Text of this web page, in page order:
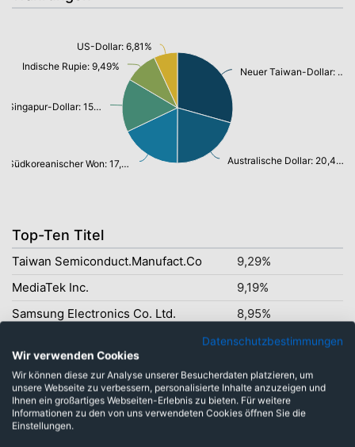
Neuer Taiwan-Dollar: 29,01%
Australische Dollar: 20,44%
Südkoreanischer Won: 17,64%
Singapur-Dollar: 15,37%
Indische Rupie: 9,49%
US-Dollar: 6,81%
Top-Ten Titel
Taiwan Semiconduct.Manufact.Co
9,29%
MediaTek Inc.
9,19%
Samsung Electronics Co. Ltd.
8,95%
6,44%
SK Hynix Inc.
4,66%
S'pore Telecommunications Ltd.
4,64%
Datenschutzbestimmungen
Wir verwenden Cookies
Wir können diese zur Analyse unserer Besucherdaten platzieren, um
unsere Webseite zu verbessern, personalisierte Inhalte anzuzeigen und
Ihnen ein großartiges Webseiten-Erlebnis zu bieten. Für weitere
Informationen zu den von uns verwendeten Cookies öffnen Sie die
Einstellungen.